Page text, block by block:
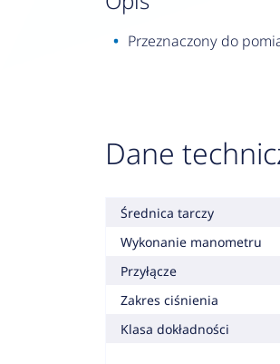
Przeznaczony do
Dane
Średnica tarczy
Wykonanie manometru
Przyłącze
Zakres ciśnienia
Klasa dokładności